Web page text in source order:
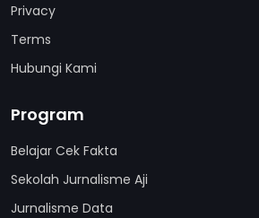
Privacy
Terms
Hubungi Kami
Program
Belajar Cek Fakta
Sekolah Jurnalisme Aji
Jurnalisme Data